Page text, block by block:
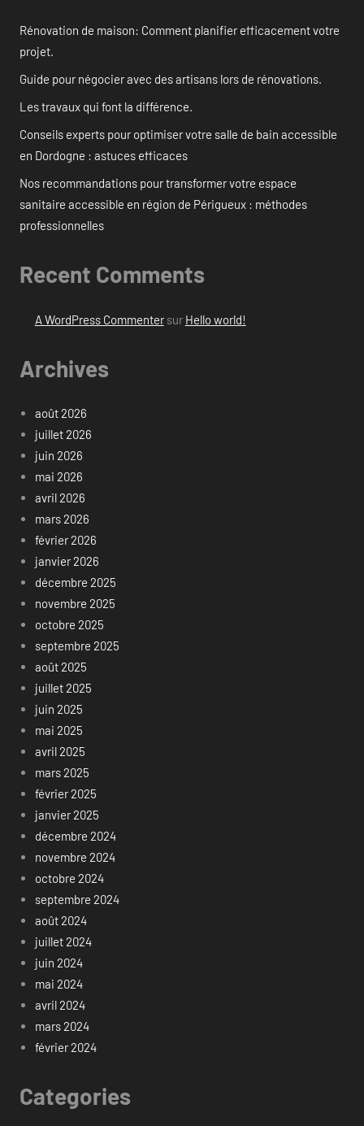
Rénovation de maison: Comment planifier efficacement votre
projet.
Guide pour négocier avec des artisans lors de rénovations.
Les travaux qui font la différence.
Conseils experts pour optimiser votre salle de bain accessible
en Dordogne : astuces efficaces
Nos recommandations pour transformer votre espace
sanitaire accessible en région de Périgueux : méthodes
professionnelles
Recent Comments
A WordPress Commentersur Hello world!
Archives
août 2026
juillet 2026
juin 2026
mai 2026
avril 2026
mars 2026
février 2026
janvier 2026
décembre 2025
novembre 2025
octobre 2025
septembre 2025
août 2025
juillet 2025
juin 2025
mai 2025
avril 2025
mars 2025
février 2025
janvier 2025
décembre 2024
novembre 2024
octobre 2024
septembre 2024
août 2024
juillet 2024
juin 2024
mai 2024
avril 2024
mars 2024
février 2024
Categories